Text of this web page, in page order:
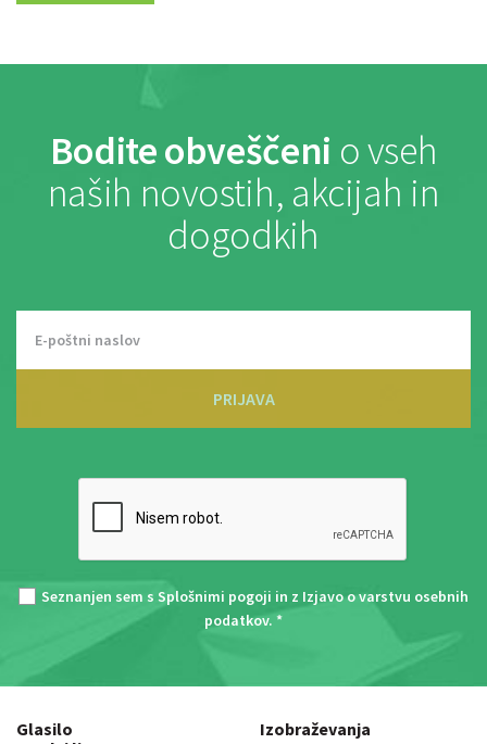
Bodite obveščeni o vseh
naših novostih, akcijah in
dogodkih
PRIJAVA
Seznanjen sem s Splošnimi pogoji in z Izjavo o varstvu osebnih
podatkov. *
Glasilo
Izobraževanja